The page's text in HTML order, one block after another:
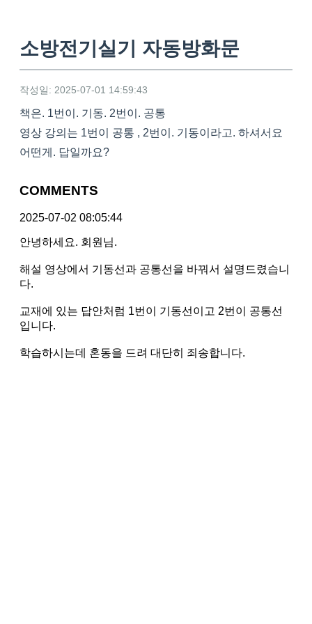
소방전기실기 자동방화문
작성일: 2025-07-01 14:59:43
책은. 1번이. 기동. 2번이. 공통
영상 강의는 1번이 공통 , 2번이. 기동이라고. 하셔서요
어떤게. 답일까요?
COMMENTS
2025-07-02 08:05:44
안녕하세요. 회원님.
해설 영상에서 기동선과 공통선을 바꿔서 설명드렸습니
다.
교재에 있는 답안처럼 1번이 기동선이고 2번이 공통선
입니다.
학습하시는데 혼동을 드려 대단히 죄송합니다.